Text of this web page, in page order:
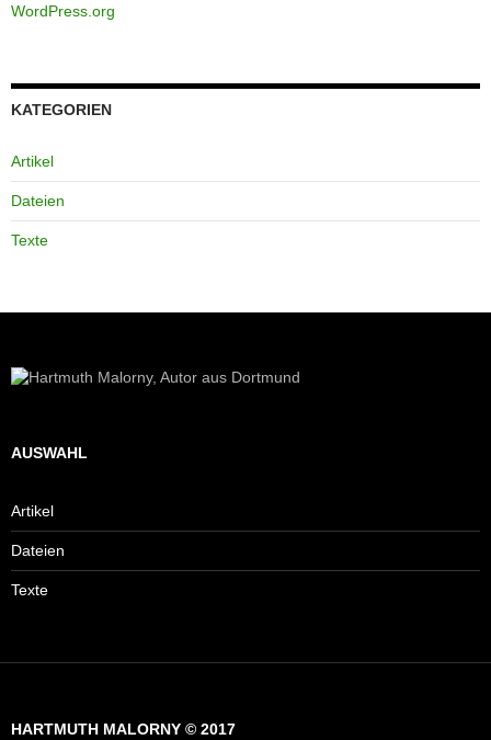
WordPress.org
KATEGORIEN
Artikel
Dateien
Texte
AUSWAHL
Artikel
Dateien
Texte
HARTMUTH MALORNY © 2017